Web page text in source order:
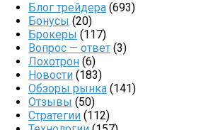
Блог трейдера (693)
Бонусы (20)
Брокеры (117)
Вопрос — ответ (3)
Лохотрон (6)
Новости (183)
Обзоры рынка (141)
Отзывы (50)
Стратегии (112)